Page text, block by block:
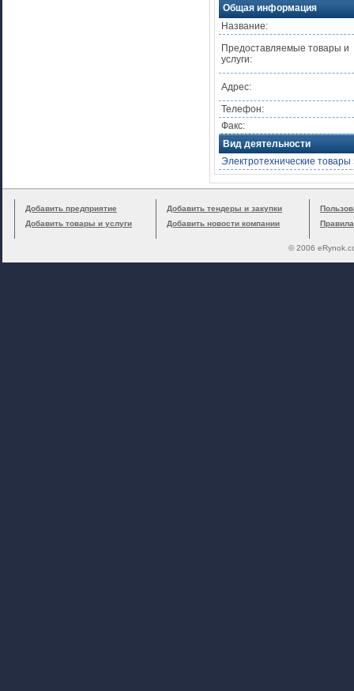
Общая информация
Название:
Предоставляемые товары и
услуги:
Адрес:
Телефон:
Факс:
Вид деятельности
Электротехнические товары
Добавить предприятие
Добавить товары и услуги
Добавить тендеры и закупки
Добавить новости компании
© 2006